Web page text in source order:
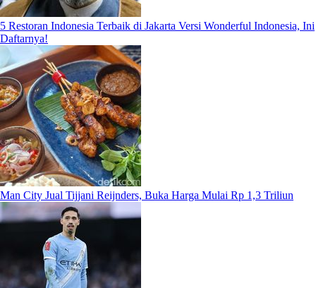
5 Restoran Indonesia Terbaik di Jakarta Versi Wonderful Indonesia, Ini
Daftarnya!
Man City Jual Tijjani Reijnders, Buka Harga Mulai Rp 1,3 Triliun